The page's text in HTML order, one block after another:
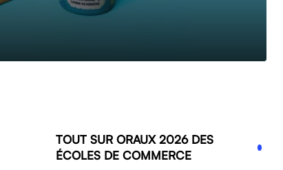
TOUT SUR ORAUX 2026 DES
ÉCOLES DE COMMERCE